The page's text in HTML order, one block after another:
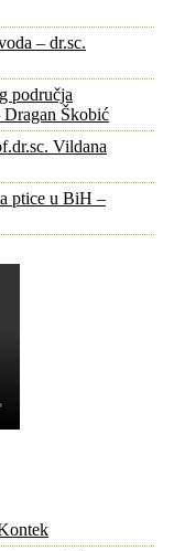
– dr.sc.
područja
Škobić
Vildana
ptice u BiH –